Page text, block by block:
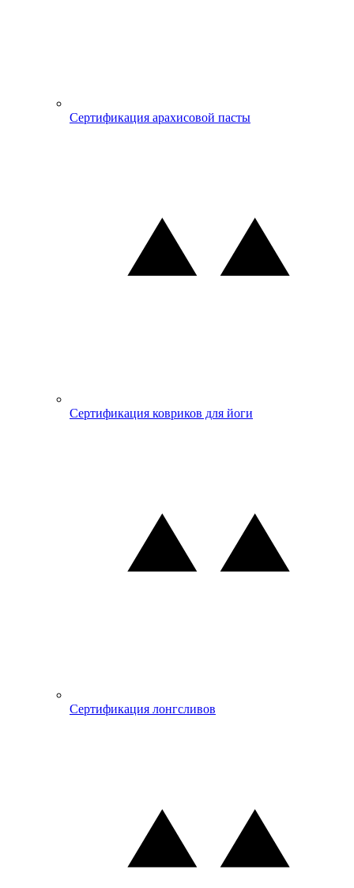
Сертификация арахисовой пасты
Сертификация ковриков для йоги
Сертификация лонгсливов